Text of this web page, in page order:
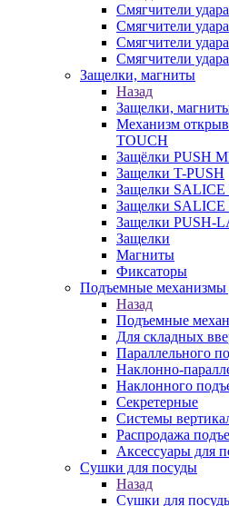
Смягчители удара
Смягчители
Смягчители
Cмягчители
Защелки, магниты
Назад
Защелки,
Механизм
TOUCH
Защёлки PUSH
Защелки T-PUSH
Защелки
Защелки SALICE
Защелки PUSH-
Защелки
Магниты
Фиксаторы
Подъемные механизмы
Назад
Подъемные
Для складных
Параллельного
Наклонно-
Наклонного
Секретерные
Системы
Распродажа
Аксессуары для
Сушки для посуды
Назад
Сушки для